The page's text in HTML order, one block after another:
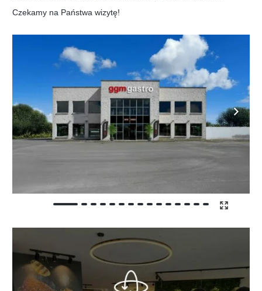
Czekamy na Państwa wizytę!